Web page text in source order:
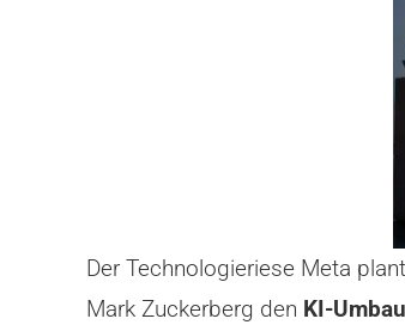
Der Technologieriese Meta
Mark Zuckerberg den KI-